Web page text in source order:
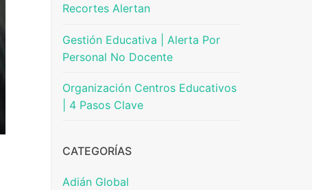
Recortes Alertan
Gestión Educativa | Alerta Por
Personal No Docente
Organización Centros Educativos
| 4 Pasos Clave
CATEGORÍAS
Adián Global